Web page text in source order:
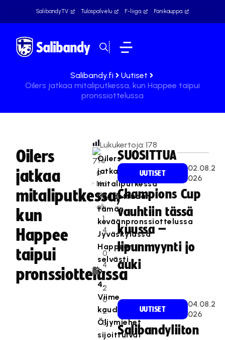
SalibandyTV Tulospalvelu F-liiga Fanikauppa
Salibandy.fi
Uutiset
Oilers jatkaa mitaliputkessa, kun Happee taipui
pronssiottelussa
Oilers
jatkaa
mitaliputkessa,
kun
Happee
taipui
pronssiottelussa
Te
a
Na
sk
ali
1
4
.
0
4
.
2
0
2
3
Lukukertoja:178
Oilers
jatkaa
mitaliputkessa
kaadettuaan
tämän
keväänpronssiottelussa
Jyväskylässä
Happeen
selvästi
9-
4.
Viime
kaudella
Öljymiehet
sijoittuivat
SUOSITTUA
UUTISET
02.08.2
026
Champions Cup
vauhtiin tässä
kuussa –
lipunmyynti jo
auki
UUTISET
04.08.2
026
Salibandyliiton